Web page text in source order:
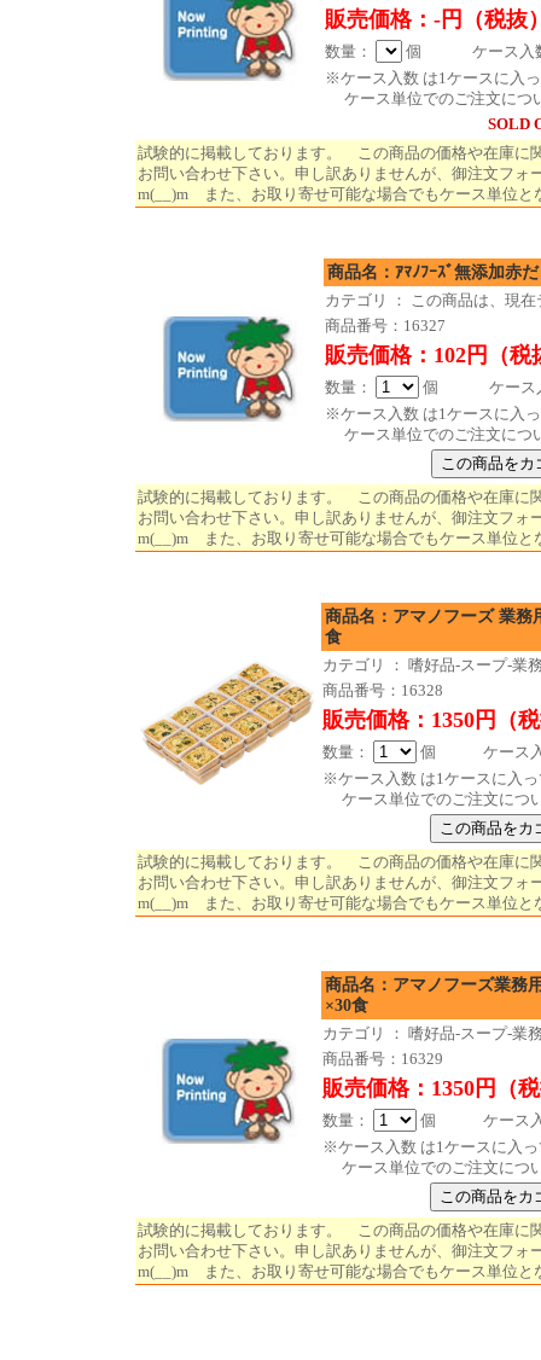
販売価格：-円（税抜
数量：
個 ケース入数
※ケース入数 は1ケースに入
ケース単位でのご注文につ
SOLD
試験的に掲載しております。 この商品の価格や在庫に
お問い合わせ下さい。申し訳ありませんが、御注文フォ
m(__)m また、お取り寄せ可能な場合でもケース単位と
商品名：ｱﾏﾉﾌｰｽﾞ無添加赤
カテゴリ ： この商品は、現
商品番号：16327
販売価格：102円（税
数量：
個 ケース入
※ケース入数 は1ケースに入
ケース単位でのご注文につ
試験的に掲載しております。 この商品の価格や在庫に
お問い合わせ下さい。申し訳ありませんが、御注文フォ
m(__)m また、お取り寄せ可能な場合でもケース単位と
商品名：アマノフーズ 業務
食
カテゴリ ： 嗜好品-スープ-業
商品番号：16328
販売価格：1350円（
数量：
個 ケース入
※ケース入数 は1ケースに入
ケース単位でのご注文につ
試験的に掲載しております。 この商品の価格や在庫に
お問い合わせ下さい。申し訳ありませんが、御注文フォ
m(__)m また、お取り寄せ可能な場合でもケース単位と
商品名：アマノフーズ業務
×30食
カテゴリ ： 嗜好品-スープ-業
商品番号：16329
販売価格：1350円（
数量：
個 ケース入
※ケース入数 は1ケースに入
ケース単位でのご注文につ
試験的に掲載しております。 この商品の価格や在庫に
お問い合わせ下さい。申し訳ありませんが、御注文フォ
m(__)m また、お取り寄せ可能な場合でもケース単位と